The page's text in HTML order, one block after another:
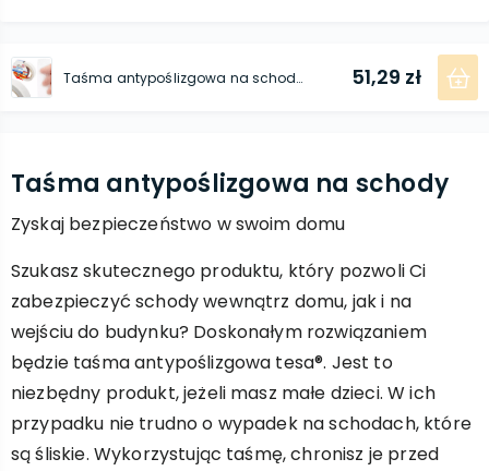
Taśma antypoślizgowa na schody 5 m x 25 mm przezroczysta 51,29 zł
Taśma antypoślizgowa na schody
Zyskaj bezpieczeństwo w swoim domu
Szukasz skutecznego produktu, który pozwoli Ci
zabezpieczyć schody wewnątrz domu, jak i na
wejściu do budynku? Doskonałym rozwiązaniem
będzie taśma antypoślizgowa tesa®. Jest to
niezbędny produkt, jeżeli masz małe dzieci. W ich
przypadku nie trudno o wypadek na schodach, które
są śliskie. Wykorzystując taśmę, chronisz je przed